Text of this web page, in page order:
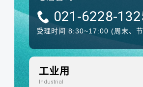
021-6228-
受理时间 8:30~17:00 (周末、
工业用
Industrial